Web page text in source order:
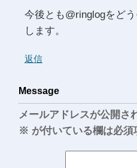
今後とも@ringlogをど
します。
返信
Message
メールアドレスが公開さ
※ が付いている欄は必須